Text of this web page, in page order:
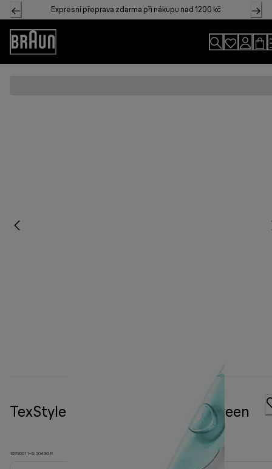
Skip
to
Content
Expresní přeprava zdarma při nákupu nad 1200 kč
Accessibility
Statement
TexStyle 3 Steam iron SI 3043 Green
12730011-SI3043GR